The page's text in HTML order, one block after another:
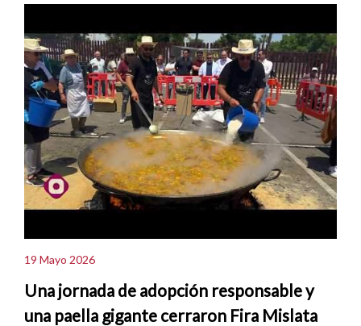
19 Mayo 2026
Una jornada de adopción responsable y
una paella gigante cerraron Fira Mislata